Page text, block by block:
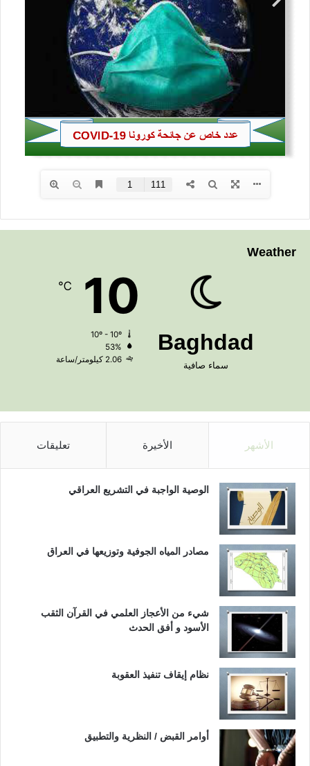
Weather
Baghdad
سماء صافية
10
℃
53%
2.06 كيلومتر/ساعة
الأشهر الأخيرة تعليقات
الوصية الواجبة في التشريع العراقي
مصادر المياه الجوفية وتوزيعها في العراق
شيء من الأعجاز العلمي في القرآن الثقب
الأسود و أفق الحدث
نظام إيقاف تنفيذ العقوبة
أوامر القبض / النظرية والتطبيق